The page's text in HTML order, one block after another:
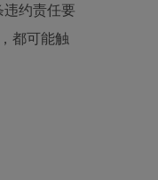
约责任要
都可能触